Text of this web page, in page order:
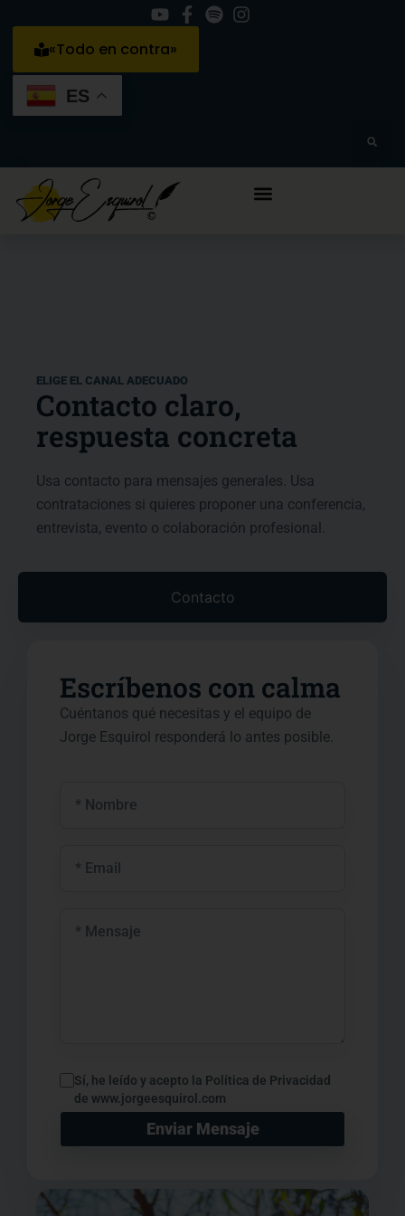
«Todo en contra»
ES
ELIGE EL CANAL ADECUADO
Contacto claro,
respuesta concreta
Usa contacto para mensajes generales. Usa
contrataciones si quieres proponer una conferencia,
entrevista, evento o colaboración profesional.
Contacto
Escríbenos con calma
Cuéntanos qué necesitas y el equipo de
Jorge Esquirol responderá lo antes posible.
Sí, he leído y acepto la Política de Privacidad
de www.jorgeesquirol.com
Enviar Mensaje